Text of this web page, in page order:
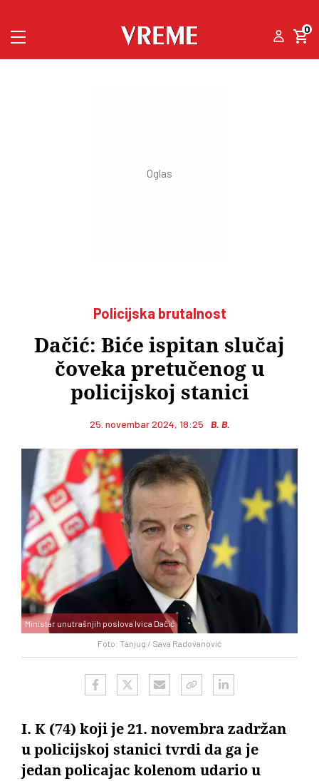
0
Policijska brutalnost
Dačić: Biće ispitan slučaj
čoveka pretučenog u
policijskoj stanici
25. novembar 2024, 18:25 B. B.
Foto: Tanjug / Sava Radovanović
Ministar unutrašnjih poslova Ivica Dačić
I. K (74) koji je 21. novembra zadržan
u policijskoj stanici tvrdi da ga je
jedan policajac kolenom udario u